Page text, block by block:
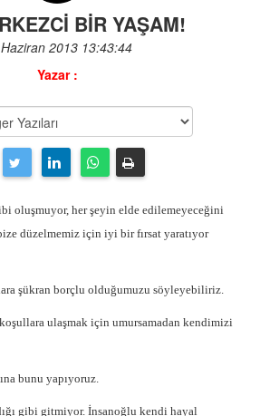
BİR YAŞAM!
2013 13:43:44
Yazar :
oluşmuyor, her şeyin elde edilemeyeceğini
düzelmemiz için iyi bir fırsat yaratıyor
şükran borçlu olduğumuzu söyleyebiliriz.
ulaşmak için umursamadan kendimizi
bunu yapıyoruz.
gibi gitmiyor. İnsanoğlu kendi hayal